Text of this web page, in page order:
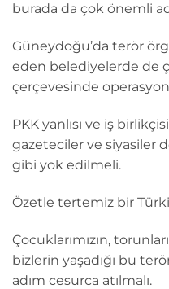
burada da çok önemli
Güneydoğu’da terör
eden belediyelerde de
çerçevesinde
PKK yanlısı ve iş
gazeteciler ve siyasiler
gibi yok edilmeli.
Özetle tertemiz bir
Çocuklarımızın,
bizlerin yaşadığı bu
adım cesurca atılmalı.